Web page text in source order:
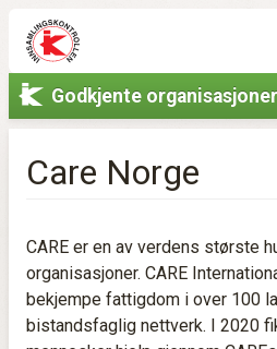
Godkjente organisasjoner
Care Norge
CARE er en av verdens største
organisasjoner. CARE
bekjempe fattigdom i over 100
bistandsfaglig nettverk. I 2020